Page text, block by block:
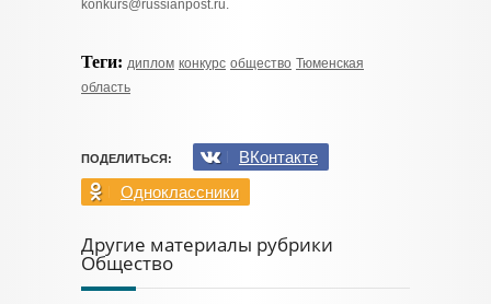
konkurs@russianpost.ru.
Теги: диплом конкурс общество Тюменская
область
ПОДЕЛИТЬСЯ:
ВКонтакте
Одноклассники
Другие материалы рубрики
Общество